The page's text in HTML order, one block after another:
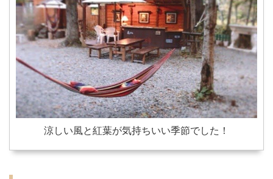
涼しい風と紅葉が気持ちいい季節でした！